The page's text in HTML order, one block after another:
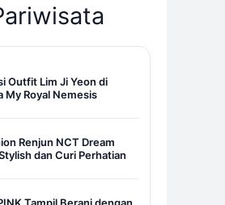
Outfit Lim Ji Yeon di
My Royal Nemesis
Renjun NCT Dream
dan Curi Perhatian
Tampil Berani dengan